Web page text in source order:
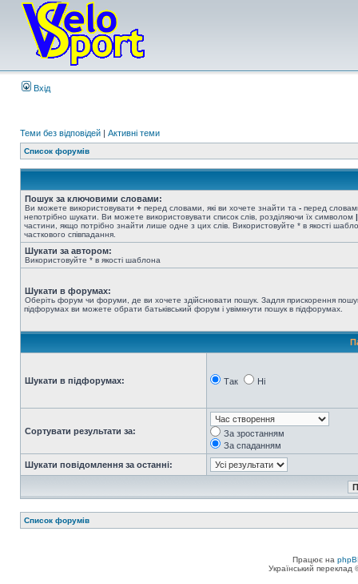
Вхід
Теми без відповідей | Активні теми
Список форумів
Пошук за ключовими словами:
Ви можете використовувати + перед словами, які ви хочете знайти та - перед
непотрібно шукати. Ви можете використовувати список слів, розділяючи їх символом |
частини, якщо потрібно знайти лише одне з цих слів. Використовуйте * в якості
часткового співпадання.
Шукати за автором:
Використовуйте * в якості шаблона
Шукати в форумах:
Оберіть форум чи форуми, де ви хочете здійснювати пошук. Задля прискорення
підфорумах ви можете обрати батьківський форум і увімкнути пошук в підфорумах.
Шукати в підфорумах: Так Ні
Сортувати результати за:
За зростанням
За спаданням
Шукати повідомлення за останні:
Список форумів
Працює на
Український